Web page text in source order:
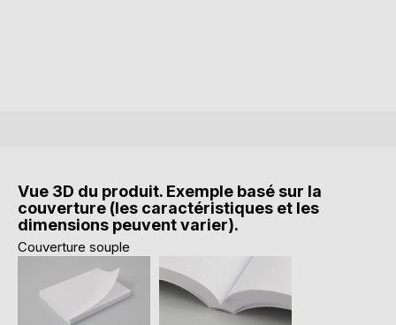
Vue 3D du produit. Exemple basé sur la
couverture (les caractéristiques et les
dimensions peuvent varier).
Couverture souple